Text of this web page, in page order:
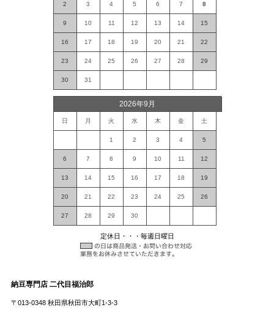
2 3 4 5 6 7 8
9 10 11 12 13 14 15
16 17 18 19 20 21 22
23 24 25 26 27 28 29
30 31
2026年9月
日 月 火 水 木 金 土
1 2 3 4 5
6 7 8 9 10 11 12
13 14 15 16 17 18 19
20 21 22 23 24 25 26
27 28 29 30
定休日・・・毎週日曜日
納豆専門店 二代目福治郎
〒013-0348 秋田県秋田市大町1-3-3